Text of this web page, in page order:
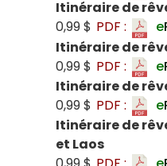
Itinéraire de
0,99 $ PDF : e
Itinéraire de
0,99 $ PDF : e
Itinéraire de
0,99 $ PDF : e
Itinéraire de
et Laos